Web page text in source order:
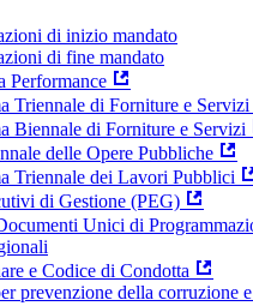
di inizio mandato
di fine mandato
Performance
Triennale di Forniture e Servizi
Biennale di Forniture e Servizi
delle Opere Pubbliche
Triennale dei Lavori Pubblici
di Gestione (PEG)
Unici di
e Codice di Condotta
prevenzione della corruzione